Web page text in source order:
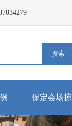
搜索
保定会场